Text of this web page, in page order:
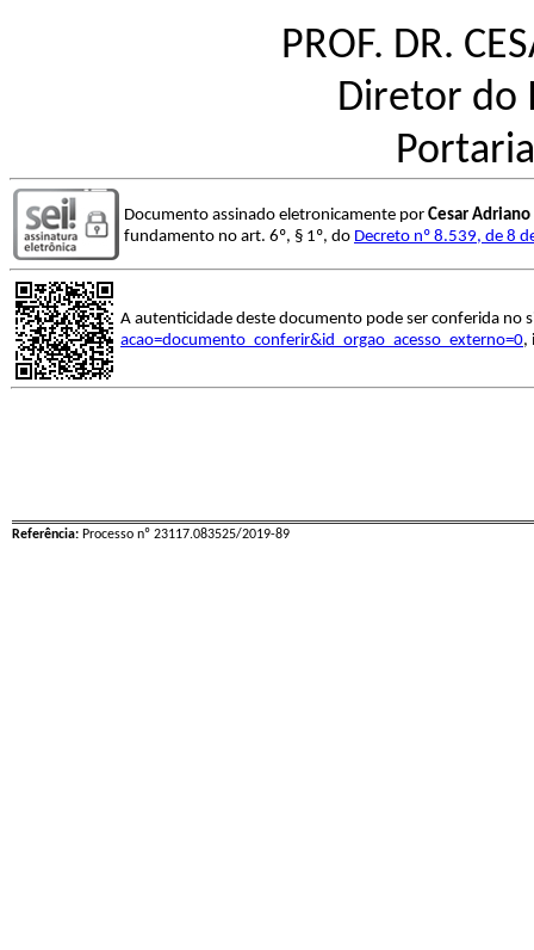
PROF. DR.
Diretor do
Documento assinado eletronicamente por Cesar Adriano
fundamento no art. 6º, § 1º, do Decreto nº 8.539, de 8
A autenticidade deste documento pode ser conferida no
acao=documento_conferir&id_orgao_acesso_externo=0,
Referência: Processo nº 23117.083525/2019-89